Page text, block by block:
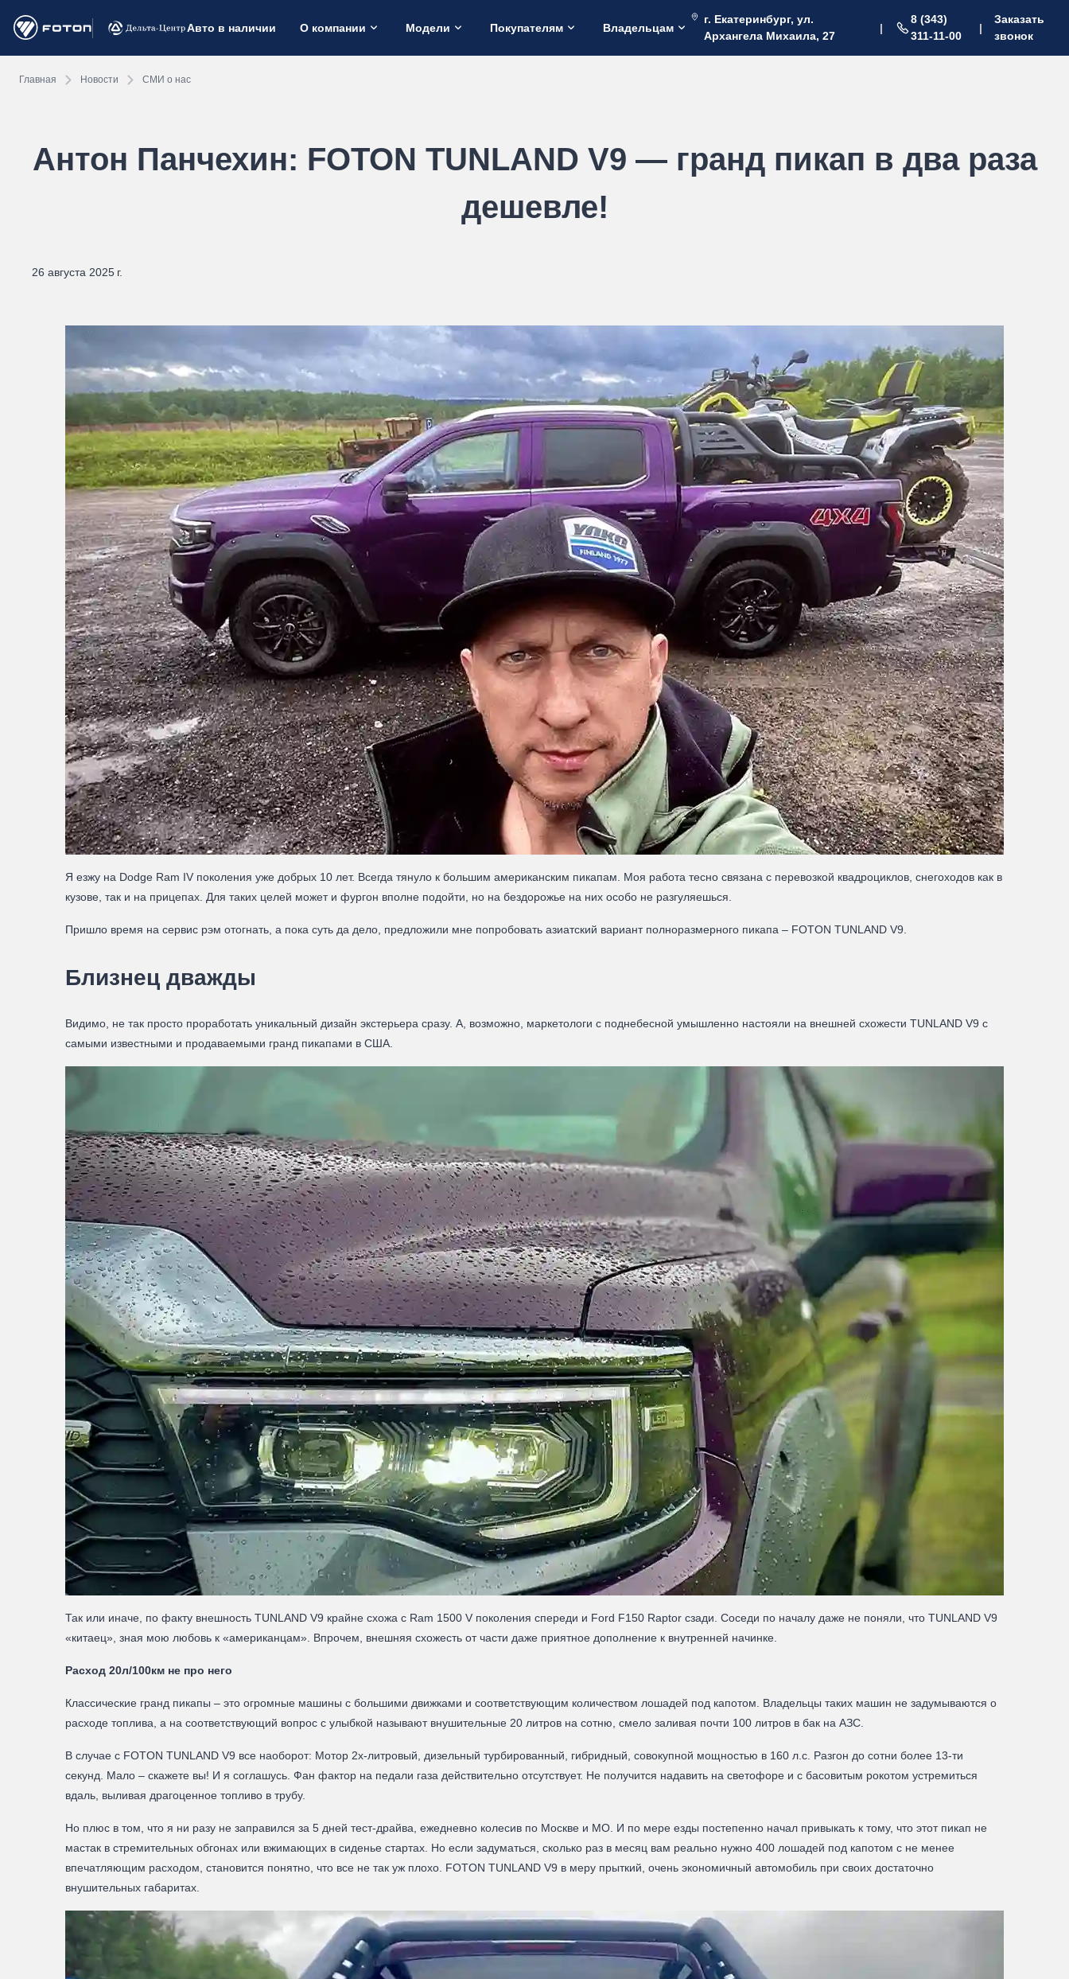
Авто в наличии О компании Модели Покупателям Владельцам
г. Екатеринбург, ул.
Архангела Михаила, 27
|
8 (343)
311-11-00
|
Заказать
звонок
Главная Новости СМИ о нас
Антон Панчехин: FOTON TUNLAND V9 — гранд пикап в два раза
дешевле!
26 августа 2025 г.
Я езжу на Dodge Ram IV поколения уже добрых 10 лет. Всегда тянуло к большим американским пикапам. Моя работа тесно связана с перевозкой квадроциклов, снегоходов как в
кузове, так и на прицепах. Для таких целей может и фургон вполне подойти, но на бездорожье на них особо не разгуляешься.
Пришло время на сервис рэм отогнать, а пока суть да дело, предложили мне попробовать азиатский вариант полноразмерного пикапа – FOTON TUNLAND V9.
Близнец дважды
Видимо, не так просто проработать уникальный дизайн экстерьера сразу. А, возможно, маркетологи с поднебесной умышленно настояли на внешней схожести TUNLAND V9 с
самыми известными и продаваемыми гранд пикапами в США.
Так или иначе, по факту внешность TUNLAND V9 крайне схожа с Ram 1500 V поколения спереди и Ford F150 Raptor сзади. Соседи по началу даже не поняли, что TUNLAND V9
«китаец», зная мою любовь к «американцам». Впрочем, внешняя схожесть от части даже приятное дополнение к внутренней начинке.
Расход 20л/100км не про него
Классические гранд пикапы – это огромные машины с большими движками и соответствующим количеством лошадей под капотом. Владельцы таких машин не задумываются о
расходе топлива, а на соответствующий вопрос с улыбкой называют внушительные 20 литров на сотню, смело заливая почти 100 литров в бак на АЗС.
В случае с FOTON TUNLAND V9 все наоборот: Мотор 2х-литровый, дизельный турбированный, гибридный, совокупной мощностью в 160 л.с. Разгон до сотни более 13-ти
секунд. Мало – скажете вы! И я соглашусь. Фан фактор на педали газа действительно отсутствует. Не получится надавить на светофоре и с басовитым рокотом устремиться
вдаль, выливая драгоценное топливо в трубу.
Но плюс в том, что я ни разу не заправился за 5 дней тест-драйва, ежедневно колесив по Москве и МО. И по мере езды постепенно начал привыкать к тому, что этот пикап не
мастак в стремительных обгонах или вжимающих в сиденье стартах. Но если задуматься, сколько раз в месяц вам реально нужно 400 лошадей под капотом с не менее
впечатляющим расходом, становится понятно, что все не так уж плохо. FOTON TUNLAND V9 в меру прыткий, очень экономичный автомобиль при своих достаточно
внушительных габаритах.